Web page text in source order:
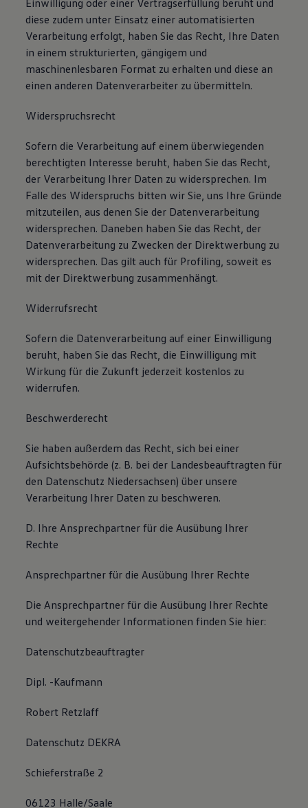
Einwilligung oder einer Vertragserfüllung beruht und
diese zudem unter Einsatz einer automatisierten
Verarbeitung erfolgt, haben Sie das Recht, Ihre Daten
in einem strukturierten, gängigem und
maschinenlesbaren Format zu erhalten und diese an
einen anderen Datenverarbeiter zu übermitteln.
Widerspruchsrecht
Sofern die Verarbeitung auf einem überwiegenden
berechtigten Interesse beruht, haben Sie das Recht,
der Verarbeitung Ihrer Daten zu widersprechen. Im
Falle des Widerspruchs bitten wir Sie, uns Ihre Gründe
mitzuteilen, aus denen Sie der Datenverarbeitung
widersprechen. Daneben haben Sie das Recht, der
Datenverarbeitung zu Zwecken der Direktwerbung zu
widersprechen. Das gilt auch für Profiling, soweit es
mit der Direktwerbung zusammenhängt.
Widerrufsrecht
Sofern die Datenverarbeitung auf einer Einwilligung
beruht, haben Sie das Recht, die Einwilligung mit
Wirkung für die Zukunft jederzeit kostenlos zu
widerrufen.
Beschwerderecht
Sie haben außerdem das Recht, sich bei einer
Aufsichtsbehörde (z. B. bei der Landesbeauftragten für
den Datenschutz Niedersachsen) über unsere
Verarbeitung Ihrer Daten zu beschweren.
D. Ihre Ansprechpartner für die Ausübung Ihrer
Rechte
Ansprechpartner für die Ausübung Ihrer Rechte
Die Ansprechpartner für die Ausübung Ihrer Rechte
und weitergehender Informationen finden Sie hier:
Datenschutzbeauftragter
Dipl. -Kaufmann
Robert Retzlaff
Datenschutz DEKRA
Schieferstraße 2
06123 Halle/Saale